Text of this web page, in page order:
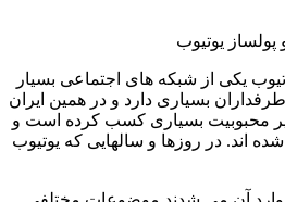
یکی از شبکه های اجتماعی بسیار
بسیاری دارد و در همین ایران
محبوبیت بسیاری کسب کرده است و
اند. در روزها و سالهایی که یوتیوب